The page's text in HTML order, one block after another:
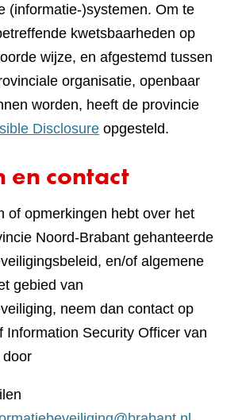
(informatie-)systemen. Om te
kwetsbaarheden op
wijze, en afgestemd tussen
organisatie, openbaar
worden, heeft de provincie
Disclosure opgesteld.
en contact
of opmerkingen hebt over het
Noord-Brabant gehanteerde
en/of algemene
gebied van
neem dan contact op
Information Security Officer van
door